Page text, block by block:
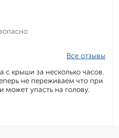
Все отзывы
с крыши за несколько часов.
не переживаем что при
может упасть на голову.